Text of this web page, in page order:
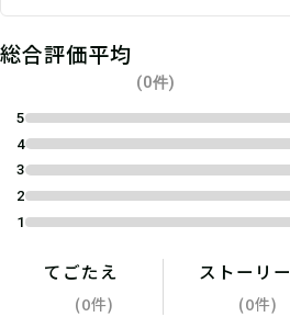
総合評価平均
(0件)
5
4
3
2
1
てごたえ
(0件)
ストーリー
(0件)